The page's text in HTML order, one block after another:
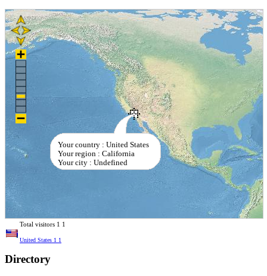
Your country : United States
Your region : California
Your city : Undefined
Total visitors 1 1
United States 1 1
Directory